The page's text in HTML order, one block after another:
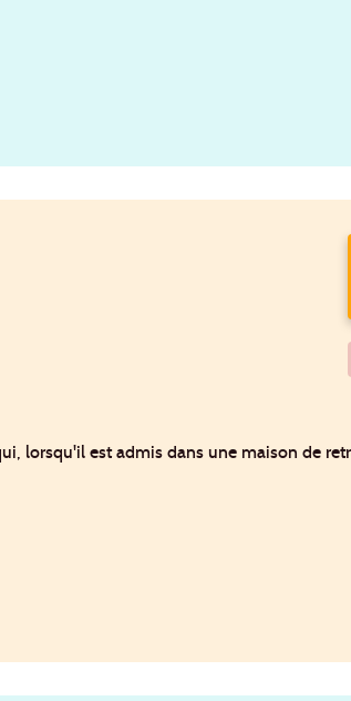
lorsqu'il est admis dans une maison de